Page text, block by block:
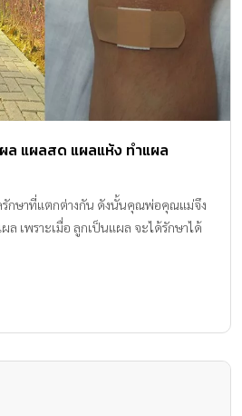
ล แผลสด แผลแห้ง ทำแผล
กษาที่แตกต่างกัน ดังนั้นคุณพ่อคุณแม่จึง
ล เพราะเมื่อ ลูกเป็นแผล จะได้รักษาได้